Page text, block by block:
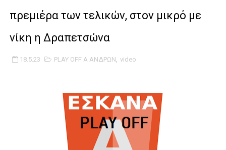
Ο δρόμος για τον 29ο τελικό κυπέλλου ανδρών ΕΣΚΑΝΑ
U21: Τεράστια πρόκριση για τον Πανελευσινιακό στον
Γ΄ανδρών play offs : "Σκληρό" καρύδι η Φιλία Περάματος
πρεμιέρα των τελικών, στον μικρό με
νίκη η Δραπετσώνα
18.5.23 PLAY OFF Α ΑΝΔΡΩΝ, video